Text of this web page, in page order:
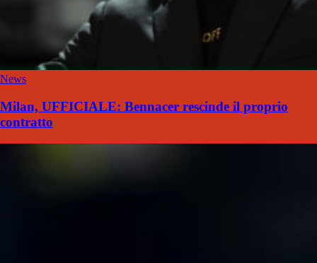
News
Milan, UFFICIALE: Bennacer rescinde il proprio
contratto